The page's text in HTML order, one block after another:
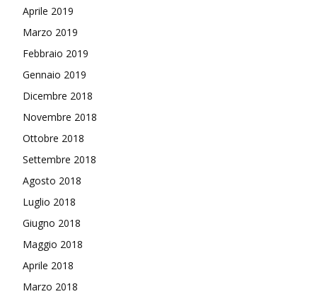
Aprile 2019
Marzo 2019
Febbraio 2019
Gennaio 2019
Dicembre 2018
Novembre 2018
Ottobre 2018
Settembre 2018
Agosto 2018
Luglio 2018
Giugno 2018
Maggio 2018
Aprile 2018
Marzo 2018